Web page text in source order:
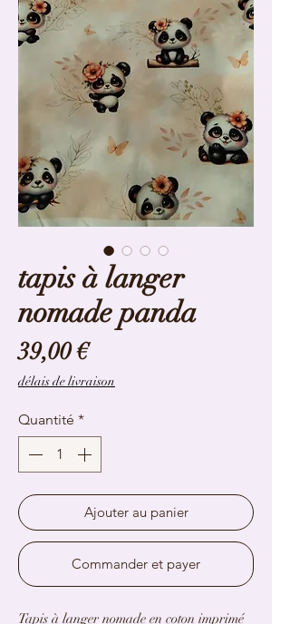
tapis à langer
nomade panda
39,00 €Prix
délais de livraison
Quantité *
Ajouter au panier
Commander et payer
Tapis à langer nomade en coton imprimé